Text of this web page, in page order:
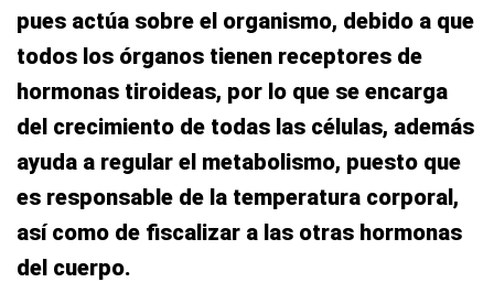
pues actúa sobre el organismo, debido a que
todos los órganos tienen receptores de
hormonas tiroideas, por lo que se encarga
del crecimiento de todas las células, además
ayuda a regular el metabolismo, puesto que
es responsable de la temperatura corporal,
así como de fiscalizar a las otras hormonas
del cuerpo.